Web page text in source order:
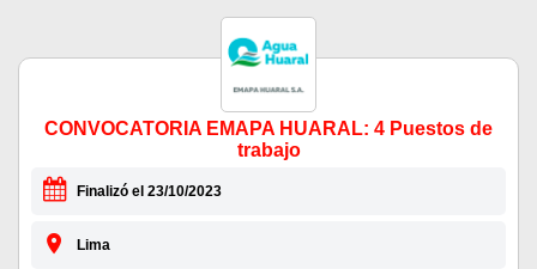
CONVOCATORIA EMAPA HUARAL: 4 Puestos de
trabajo
Finalizó el 23/10/2023
Lima